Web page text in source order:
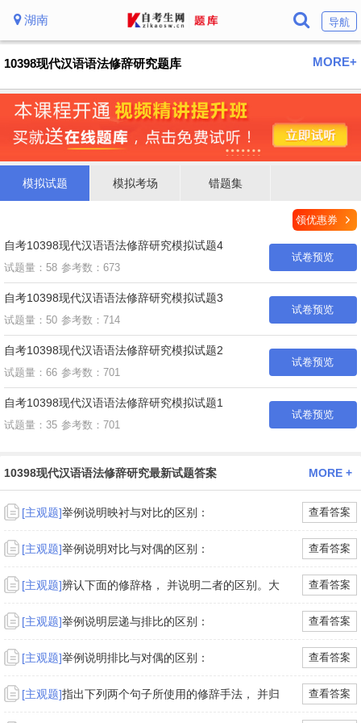
湖南 导航
10398现代汉语语法修辞研究题库 MORE+
模拟试题 模拟考场 错题集
领优惠券
自考10398现代汉语语法修辞研究模拟试题4
试题量：58 参考数：673
试卷预览
自考10398现代汉语语法修辞研究模拟试题3
试题量：50 参考数：714
试卷预览
自考10398现代汉语语法修辞研究模拟试题2
试题量：66 参考数：701
试卷预览
自考10398现代汉语语法修辞研究模拟试题1
试题量：35 参考数：701
试卷预览
10398现代汉语语法修辞研究最新试题答案 MORE +
[主观题]举例说明映衬与对比的区别： 查看答案
[主观题]举例说明对比与对偶的区别： 查看答案
[主观题]辨认下面的修辞格， 并说明二者的区别。大 查看答案
[主观题]举例说明层递与排比的区别： 查看答案
[主观题]举例说明排比与对偶的区别： 查看答案
[主观题]指出下列两个句子所使用的修辞手法， 并归 查看答案